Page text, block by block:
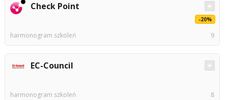
Check Point
-20%
harmonogram szkoleń 9
EC-Council
harmonogram szkoleń 8